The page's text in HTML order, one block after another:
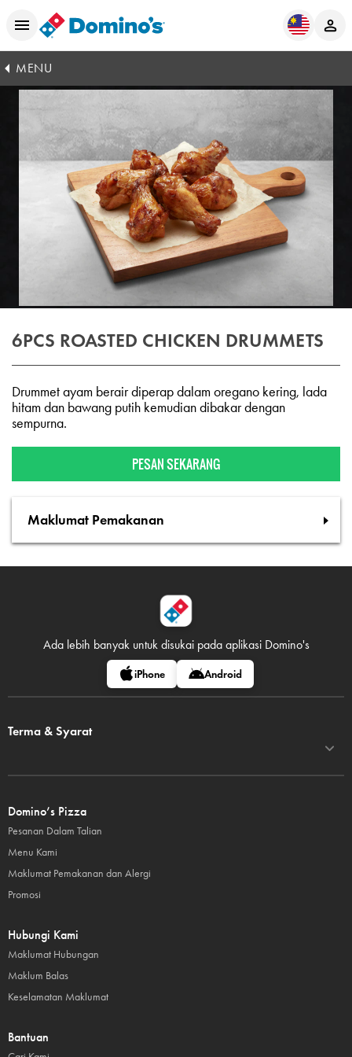
MENU
6PCS ROASTED CHICKEN DRUMMETS
Drummet ayam berair diperap dalam oregano kering, lada
hitam dan bawang putih kemudian dibakar dengan
sempurna.
PESAN SEKARANG
Maklumat Pemakanan
Ada lebih banyak untuk disukai pada aplikasi Domino's
iPhone Android
Terma & Syarat
Domino’s Pizza
Pesanan Dalam Talian
Menu Kami
Maklumat Pemakanan dan Alergi
Promosi
Hubungi Kami
Maklumat Hubungan
Maklum Balas
Keselamatan Maklumat
Bantuan